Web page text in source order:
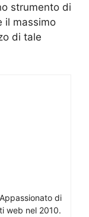
strumento di
il massimo
di tale
di
web nel 2010.